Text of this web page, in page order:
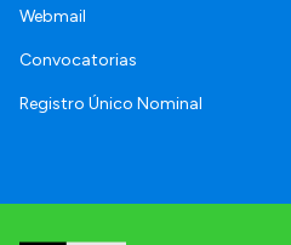
Webmail
Convocatorias
Registro Único Nominal